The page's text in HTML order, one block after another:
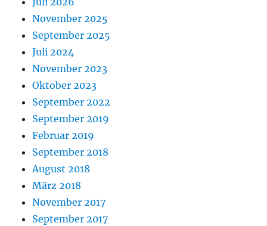
November 2025
September 2025
Juli 2024
November 2023
Oktober 2023
September 2022
September 2019
Februar 2019
September 2018
August 2018
März 2018
November 2017
September 2017